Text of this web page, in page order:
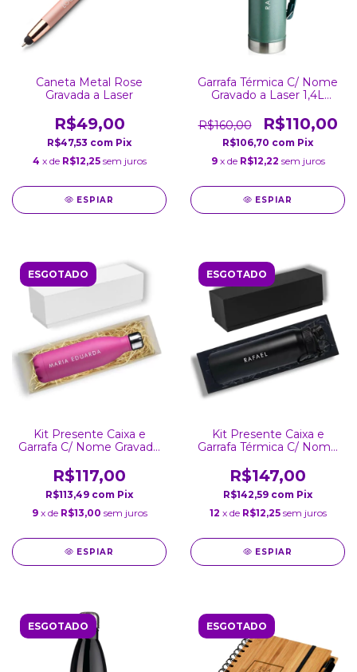
Caneta Metal Rose
Gravada a Laser
R$49,00
R$47,53 com Pix
4 x de R$12,25 sem juros
ESPIAR
Garrafa Térmica C/ Nome
Gravado a Laser 1,4L
R$160,00
R$110,00
R$106,70 com Pix
9 x de R$12,22 sem juros
ESPIAR
ESGOTADO
Kit Presente Caixa e
Garrafa C/ Nome Gravado
Fosca
R$117,00
R$113,49 com Pix
9 x de R$13,00 sem juros
ESPIAR
ESGOTADO
Kit Presente Caixa e
Garrafa Térmica C/ Nome
Inox Parede Dupla Tampa
800Ml
R$147,00
R$142,59 com Pix
12 x de R$12,25 sem juros
ESPIAR
ESGOTADO ESGOTADO